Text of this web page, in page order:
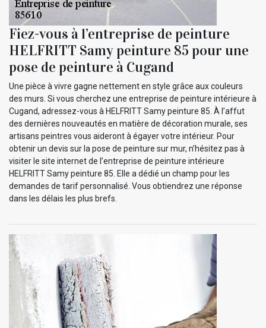
Fiez-vous à l’entreprise de peinture
HELFRITT Samy peinture 85 pour une
pose de peinture à Cugand
Une pièce à vivre gagne nettement en style grâce aux couleurs
des murs. Si vous cherchez une entreprise de peinture intérieure à
Cugand, adressez-vous à HELFRITT Samy peinture 85. À l’affut
des dernières nouveautés en matière de décoration murale, ses
artisans peintres vous aideront à égayer votre intérieur. Pour
obtenir un devis sur la pose de peinture sur mur, n’hésitez pas à
visiter le site internet de l’entreprise de peinture intérieure
HELFRITT Samy peinture 85. Elle a dédié un champ pour les
demandes de tarif personnalisé. Vous obtiendrez une réponse
dans les délais les plus brefs.